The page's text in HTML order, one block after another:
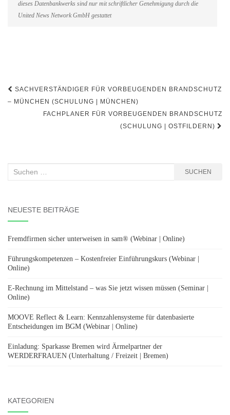
dieses Datenbankwerks sind nur mit schriftlicher Genehmigung durch die
United News Network GmbH gestattet
Beitragsnavigation
SACHVERSTÄNDIGER FÜR VORBEUGENDEN BRANDSCHUTZ
– MÜNCHEN (SCHULUNG | MÜNCHEN)
FACHPLANER FÜR VORBEUGENDEN BRANDSCHUTZ
(SCHULUNG | OSTFILDERN)
Suchen
SUCHEN
NEUESTE BEITRÄGE
Fremdfirmen sicher unterweisen in sam® (Webinar | Online)
Führungskompetenzen – Kostenfreier Einführungskurs (Webinar |
Online)
E-Rechnung im Mittelstand – was Sie jetzt wissen müssen (Seminar |
Online)
MOOVE Reflect & Learn: Kennzahlensysteme für datenbasierte
Entscheidungen im BGM (Webinar | Online)
Einladung: Sparkasse Bremen wird Ärmelpartner der
WERDERFRAUEN (Unterhaltung / Freizeit | Bremen)
KATEGORIEN